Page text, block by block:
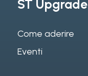
ST Upgrade
Come aderire
Eventi